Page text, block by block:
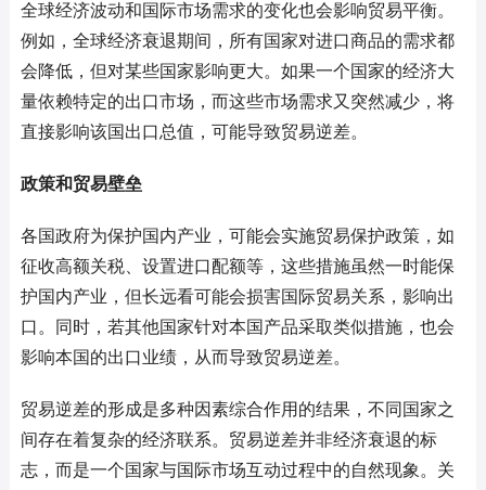
全球经济波动和国际市场需求的变化也会影响贸易平衡。
例如，全球经济衰退期间，所有国家对进口商品的需求都
会降低，但对某些国家影响更大。如果一个国家的经济大
量依赖特定的出口市场，而这些市场需求又突然减少，将
直接影响该国出口总值，可能导致贸易逆差。
政策和贸易壁垒
各国政府为保护国内产业，可能会实施贸易保护政策，如
征收高额关税、设置进口配额等，这些措施虽然一时能保
护国内产业，但长远看可能会损害国际贸易关系，影响出
口。同时，若其他国家针对本国产品采取类似措施，也会
影响本国的出口业绩，从而导致贸易逆差。
贸易逆差的形成是多种因素综合作用的结果，不同国家之
间存在着复杂的经济联系。贸易逆差并非经济衰退的标
志，而是一个国家与国际市场互动过程中的自然现象。关